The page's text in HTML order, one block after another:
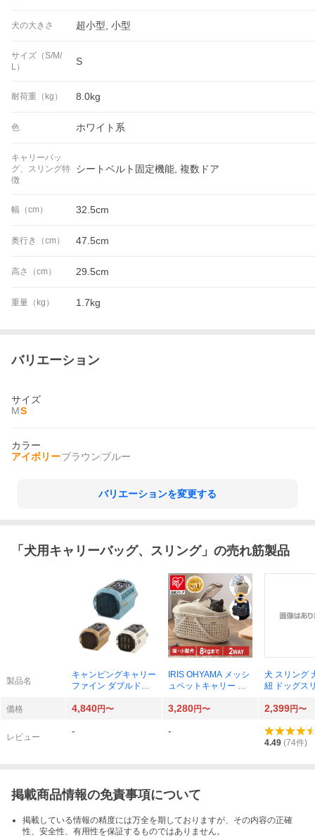
犬の大きさ 超小型, 小型
サイズ（S/M/
L）
S
耐荷重（kg） 8.0kg
色 ホワイト系
キャリーバッ
グ、スリング特
徴
シートベルト固定機能, 複数ドア
幅（cm） 32.5cm
奥行き（cm） 47.5cm
高さ（cm） 29.5cm
重量（kg） 1.7kg
バリエーション
サイズ
MS
カラー
アイボリーブラウンブルー
バリエーションを変更する
「 犬用キャリーバッグ、スリング」の売れ筋製品
製品名
キャンピングキャリー
ファイン ダブルドア
IRIS OHYAMA メッシ
ュペットキャリー MP
犬 スリング
紐 ドッグス
ング 犬抱っ
猫 抱っこ紐
価格 4,840円〜 3,280円〜 2,399円〜
レビュー
- -
4.49 (74件)
掲載商品情報の免責事項について
掲載している情報の精度には万全を期しておりますが、その内容の正確
性、安全性、有用性を保証するものではありません。